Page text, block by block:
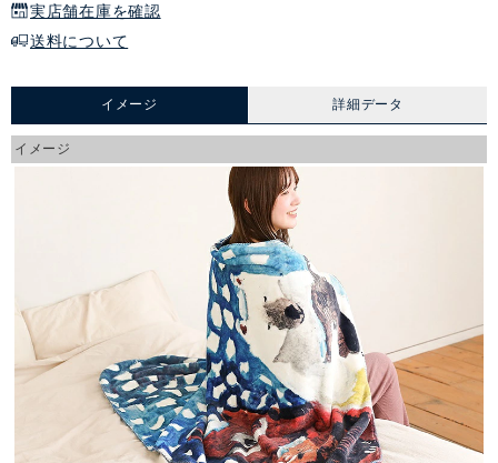
実店舗在庫を確認
送料について
イメージ 詳細データ
イメージ